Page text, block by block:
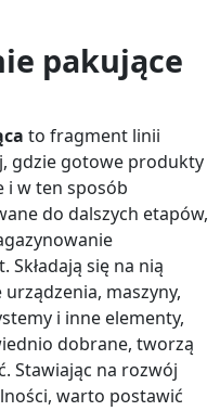
pakujące
to fragment linii
gdzie gotowe produkty
i w ten sposób
do dalszych etapów,
Składają się na nią
maszyny,
i inne elementy,
dobrane, tworzą
Stawiając na rozwój
warto postawić